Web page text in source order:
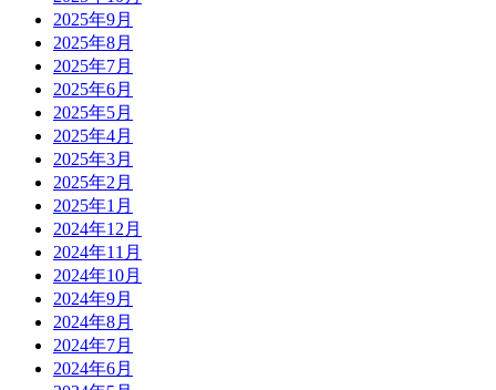
2025年9月
2025年8月
2025年7月
2025年6月
2025年5月
2025年4月
2025年3月
2025年2月
2025年1月
2024年12月
2024年11月
2024年10月
2024年9月
2024年8月
2024年7月
2024年6月